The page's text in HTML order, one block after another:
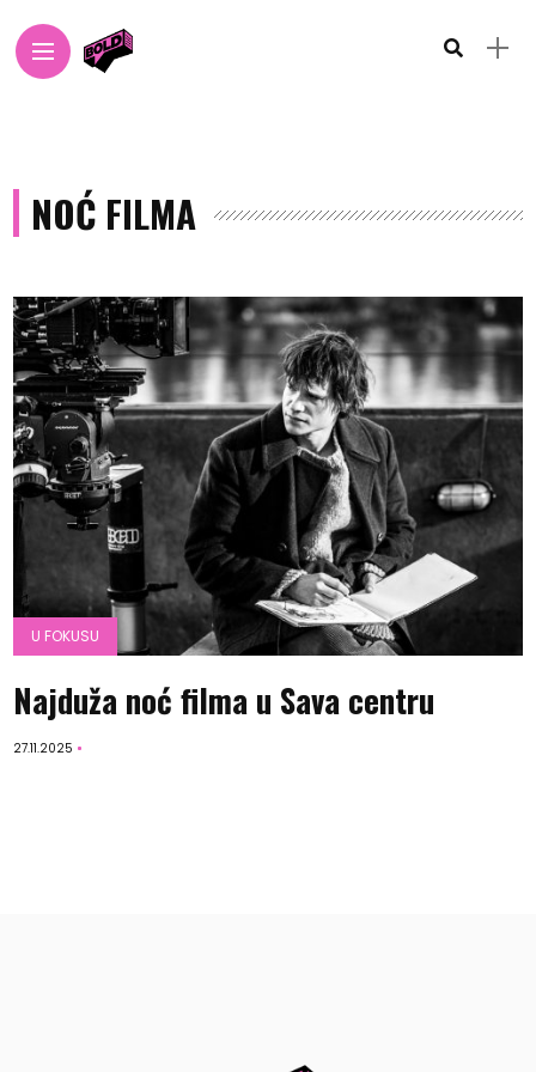
NOĆ FILMA
U FOKUSU
Najduža noć filma u Sava centru
27.11.2025